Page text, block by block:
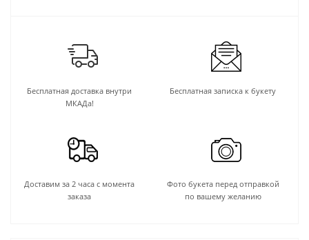
Бесплатная доставка внутри
МКАДа!
Бесплатная записка к букету
Доставим за 2 часа с момента
заказа
Фото букета перед отправкой
по вашему желанию